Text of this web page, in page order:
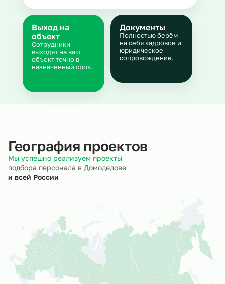
Документы
Полностью берём
на себя кадровое и
юридическое
сопровождение.
Выход на
объект
Сотрудники
выходят на ваш
объект точно в
назначенный срок.
География проектов
Мы успешно реализуем проекты
подбора персонала в Домодедове
и всей России